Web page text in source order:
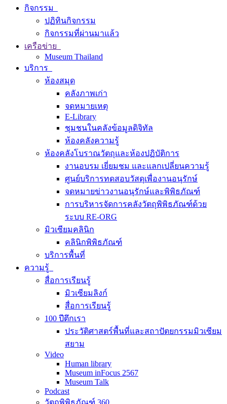
กิจกรรม
ปฏิทินกิจกรรม
กิจกรรมที่ผ่านมาแล้ว
เครือข่าย
Museum Thailand
บริการ
ห้องสมุด
คลังภาพเก่า
จดหมายเหตุ
E-Library
ชุมชนในคลังข้อมูลดิจิทัล
ห้องคลังความรู้
ห้องคลังโบราณวัตถุและห้องปฏิบัติการ
งานอบรม เยี่ยมชม และแลกเปลี่ยนความรู้
ศูนย์บริการทดสอบวัสดุเพื่องานอนุรักษ์
จดหมายข่าวงานอนุรักษ์และพิพิธภัณฑ์
การบริหารจัดการคลังวัตถุพิพิธภัณฑ์ด้วย
ระบบ RE-ORG
มิวเซียมคลินิก
คลินิกพิพิธภัณฑ์
บริการพื้นที่
ความรู้
สื่อการเรียนรู้
มิวเซียมลิงก์
สื่อการเรียนรู้
100 ปีตึกเรา
ประวัติศาสตร์พื้นที่และสถาปัตยกรรมมิวเซียม
สยาม
Video
Human library
Museum inFocus 2567
Museum Talk
Podcast
วัตถุพิพิธภัณฑ์ 360